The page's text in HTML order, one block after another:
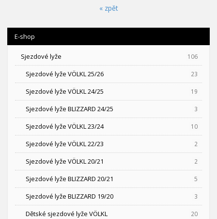
« zpět
E-shop
Sjezdové lyže 106
Sjezdové lyže VÖLKL 25/26 23
Sjezdové lyže VÖLKL 24/25 19
Sjezdové lyže BLIZZARD 24/25 3
Sjezdové lyže VÖLKL 23/24 10
Sjezdové lyže VÖLKL 22/23 2
Sjezdové lyže VÖLKL 20/21 2
Sjezdové lyže BLIZZARD 20/21 5
Sjezdové lyže BLIZZARD 19/20 3
Dětské sjezdové lyže VÖLKL 20